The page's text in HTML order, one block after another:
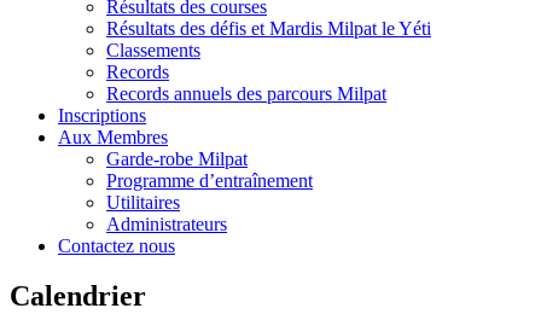
Résultats des courses
Résultats des défis et Mardis Milpat le Yéti
Classements
Records
Records annuels des parcours Milpat
Inscriptions
Aux Membres
Garde-robe Milpat
Programme d’entraînement
Utilitaires
Administrateurs
Contactez nous
Calendrier